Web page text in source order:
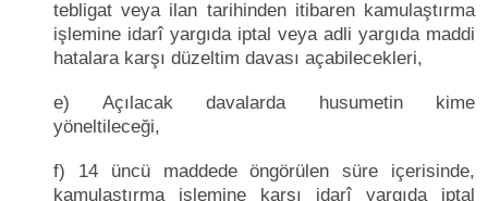
tebligat veya ilan tarihinden itibaren kamulaştırma
işlemine idarî yargıda iptal veya adli yargıda maddi
hatalara karşı düzeltim davası açabilecekleri,
e) Açılacak davalarda husumetin kime
yöneltileceği,
f) 14 üncü maddede öngörülen süre içerisinde,
kamulaştırma işlemine karşı idarî yargıda iptal